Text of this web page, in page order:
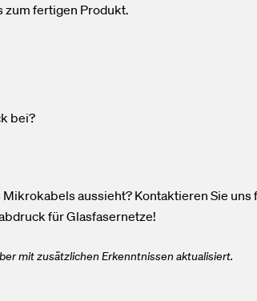
zum fertigen Produkt.
bei?
Mikrokabels aussieht? Kontaktieren Sie uns
für Glasfasernetze!
mit zusätzlichen Erkenntnissen aktualisiert.